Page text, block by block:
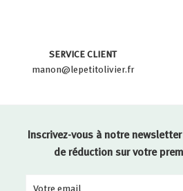
SERVICE CLIENT
manon@lepetitolivier.fr
Inscrivez-vous à notre
de réduction sur votre
Votre
Inscription